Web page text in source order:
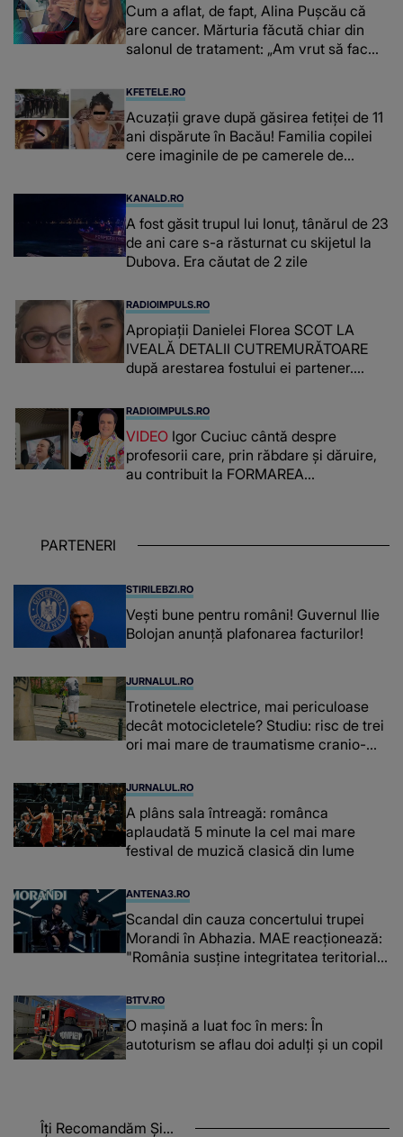
Cum a aflat, de fapt, Alina Pușcău că
are cancer. Mărturia făcută chiar din
salonul de tratament: „Am vrut să fac
înțepe sânul”
KFETELE.RO
Acuzații grave după găsirea fetiței de 11
ani dispărute în Bacău! Familia copilei
cere imaginile de pe camerele de
mea...”
KANALD.RO
A fost găsit trupul lui Ionuț, tânărul de 23
de ani care s-a răsturnat cu skijetul la
Dubova. Era căutat de 2 zile
RADIOIMPULS.RO
Apropiații Danielei Florea SCOT LA
IVEALĂ DETALII CUTREMURĂTOARE
după arestarea fostului ei partener.
românca ucisă în Italia și ascunsă în
lada unui pat: " Îmi pare rău că nu am
reușit să fac mai mult pentru ea și..."
RADIOIMPULS.RO
VIDEO Igor Cuciuc cântă despre
profesorii care, prin răbdare și dăruire,
au contribuit la FORMAREA
chiar și după trecerea anilor: "De
PARTENERI
STIRILEBZI.RO
Vești bune pentru români! Guvernul Ilie
Bolojan anunță plafonarea facturilor!
JURNALUL.RO
Trotinetele electrice, mai periculoase
decât motocicletele? Studiu: risc de trei
ori mai mare de traumatisme cranio-
JURNALUL.RO
A plâns sala întreagă: românca
aplaudată 5 minute la cel mai mare
festival de muzică clasică din lume
ANTENA3.RO
Scandal din cauza concertului trupei
Morandi în Abhazia. MAE reacționează:
"România susține integritatea teritorială
B1TV.RO
O maşină a luat foc în mers: În
autoturism se aflau doi adulți și un copil
Îți Recomandăm Și...